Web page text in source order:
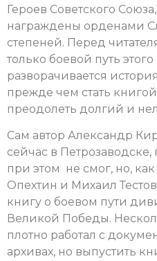
Героев Советского
награждены орденами
степеней. Перед
только боевой путь
разворачивается
прежде чем стать
преодолеть долгий и
Сам автор Александр
сейчас в Петрозаводске,
при этом не смог, но,
Опехтин и Михаил
книгу о боевом пути
Великой Победы.
плотно работал с
архивах, но выпустить